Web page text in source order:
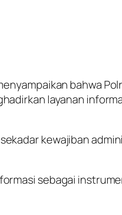
bahwa
layanan
kewajiban
sebagai